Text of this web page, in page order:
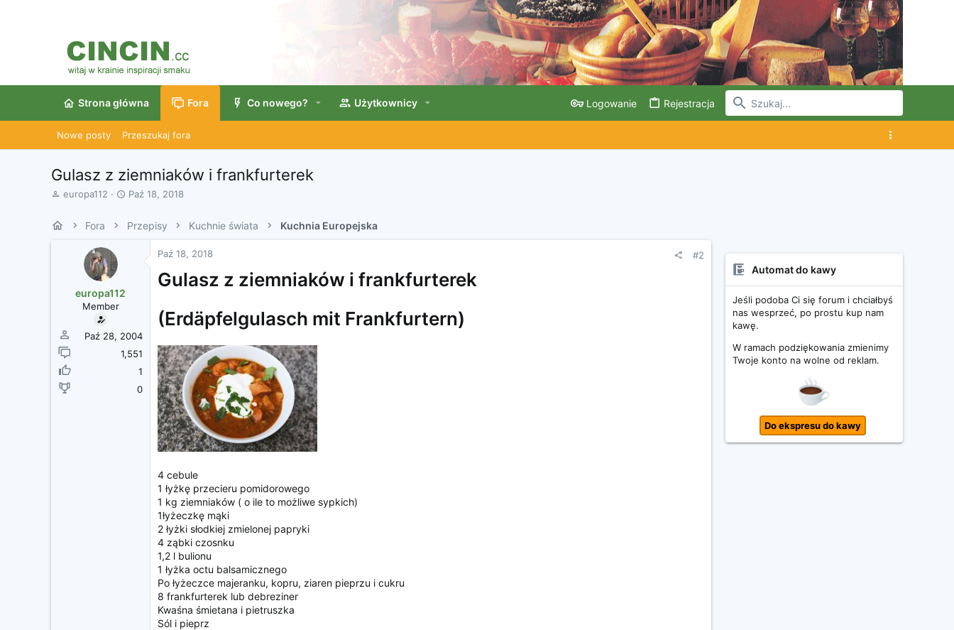
Strona główna Fora Co nowego? Użytkownicy Logowanie Rejestracja
Nowe posty Przeszukaj fora
Gulasz z ziemniaków i frankfurterek
A
europa112
D
a
ę
i
Paź 18, 2018
Fora Przepisy Kuchnie świata Kuchnia Europejska
europa112
Member
Paź 28, 2004
1,551
1
0
Paź 18, 2018 #2
Gulasz z ziemniaków i frankfurterek
(Erdäpfelgulasch mit Frankfurtern)
4 cebule
1 łyżkę przecieru pomidorowego
1 kg ziemniaków ( o ile to możliwe sypkich)
1łyżeczkę mąki
2 łyżki słodkiej zmielonej papryki
4 ząbki czosnku
1,2 l bulionu
1 łyżka octu balsamicznego
Po łyżeczce majeranku, kopru, ziaren pieprzu i cukru
8 frankfurterek lub debreziner
Kwaśna śmietana i pietruszka
Sól i pieprz
Automat do kawy
Jeśli podoba Ci się forum i chciałbyś
nas wesprzeć, po prostu kup nam
kawę.
W ramach podziękowania zmienimy
Twoje konto na wolne od reklam.
Do ekspresu do kawy